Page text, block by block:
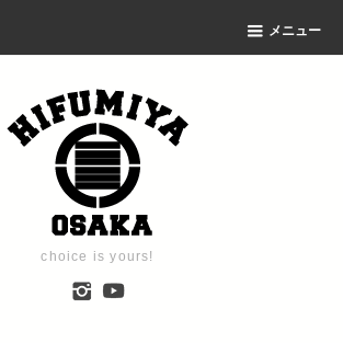
メニュー
choice is yours!